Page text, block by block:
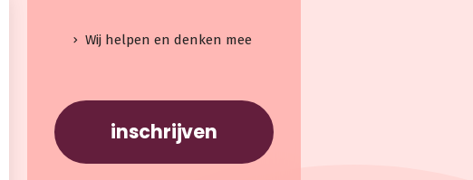
Wij helpen en denken mee
inschrijven